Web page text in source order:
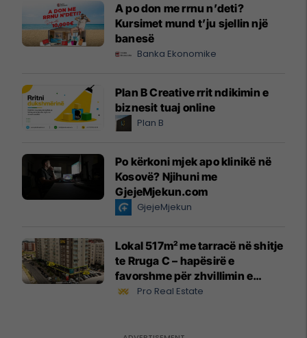
A po don me rrnu n’deti?
Kursimet mund t’ju sjellin një
banesë
Banka Ekonomike
Plan B Creative rrit ndikimin e
biznesit tuaj online
Plan B
Po kërkoni mjek apo klinikë në
Kosovë? Njihuni me
GjejeMjekun.com
GjejeMjekun
Lokal 517m² me tarracë në shitje
te Rruga C – hapësirë e
favorshme për zhvillimin e
biznesit #15796
Pro Real Estate